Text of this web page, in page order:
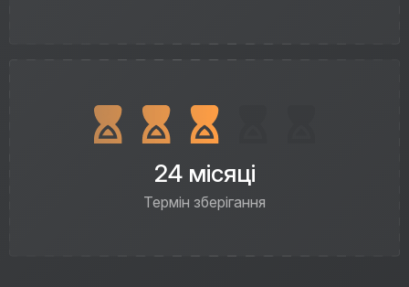
24 місяці
Термін зберігання